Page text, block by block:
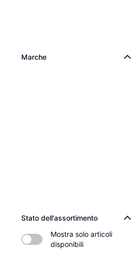
Marche
Stato dell'assortimento
Mostra solo articoli
disponibili